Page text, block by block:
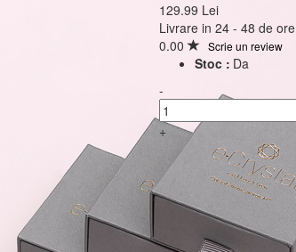
129.99 Lei
Livrare in 24 - 48 de ore
0.00
Scrie un review
Stoc : Da
-
+